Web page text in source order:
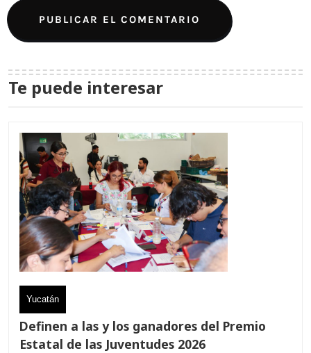
Te puede interesar
Yucatán
Definen a las y los ganadores del Premio
Estatal de las Juventudes 2026